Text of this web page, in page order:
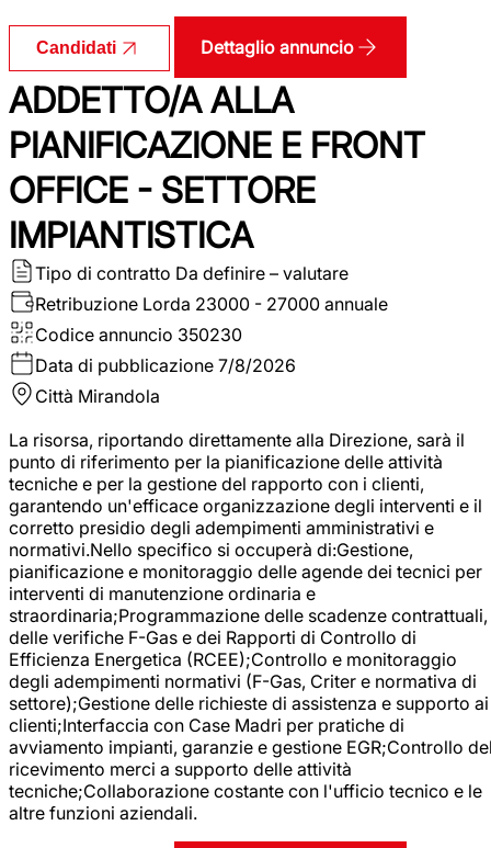
Candidati Dettaglio annuncio
ADDETTO/A ALLA
PIANIFICAZIONE E FRONT
OFFICE - SETTORE
IMPIANTISTICA
Tipo di contratto Da definire – valutare
Retribuzione Lorda 23000 - 27000 annuale
Codice annuncio 350230
Data di pubblicazione 7/8/2026
Città Mirandola
La risorsa, riportando direttamente alla Direzione, sarà il
punto di riferimento per la pianificazione delle attività
tecniche e per la gestione del rapporto con i clienti,
garantendo un'efficace organizzazione degli interventi e il
corretto presidio degli adempimenti amministrativi e
normativi.Nello specifico si occuperà di:Gestione,
pianificazione e monitoraggio delle agende dei tecnici per
interventi di manutenzione ordinaria e
straordinaria;Programmazione delle scadenze contrattuali,
delle verifiche F-Gas e dei Rapporti di Controllo di
Efficienza Energetica (RCEE);Controllo e monitoraggio
degli adempimenti normativi (F-Gas, Criter e normativa di
settore);Gestione delle richieste di assistenza e supporto ai
clienti;Interfaccia con Case Madri per pratiche di
avviamento impianti, garanzie e gestione EGR;Controllo
ricevimento merci a supporto delle attività
tecniche;Collaborazione costante con l'ufficio tecnico e le
altre funzioni aziendali.